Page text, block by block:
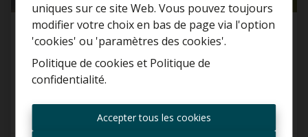
uniques sur ce site Web. Vous pouvez toujours
modifier votre choix en bas de page via l'option
'cookies' ou 'paramètres des cookies'.
Politique de cookies et Politique de
confidentialité.
Accepter tous les cookies
Terrain à bâtir
Dreefstraat 32, 1880 Ramsdonk
€ 259.000
Estimation gratuite
Toujours être le premier
informé des nouvelles
offres ?